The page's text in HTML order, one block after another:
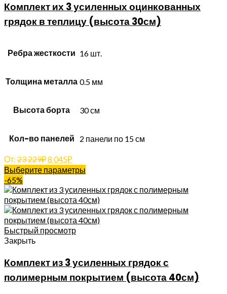
Комплект их 3 усиленных оцинкованных
грядок в теплицу (высота 30см)
Ребра жесткости 16 шт.
Толщина металла 0.5 мм
Высота борта 30 см
Кол-во панелей 2 панели по 15 см
От: 23 229₽8 045₽
Выберите параметры
-65%
Быстрый просмотр
Закрыть
Комплект из 3 усиленных грядок с
полимерным покрытием (высота 40см)